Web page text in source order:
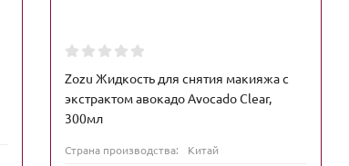
Zozu Жидкость для снятия макияжа с
экстрактом авокадо Avocado Clear,
300мл
Страна производства:
Китай